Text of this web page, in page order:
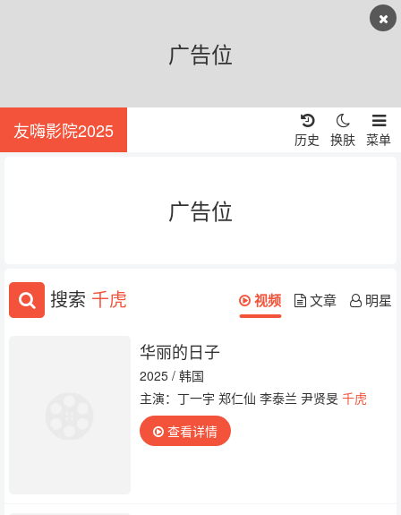
广告位
友嗨影院2025 菜单
换肤
历史
广告位
搜索 千虎 视频 文章 明星
华丽的日子
2025 / 韩国
主演：丁一宇 郑仁仙 李泰兰 尹贤旻 千虎
查看详情